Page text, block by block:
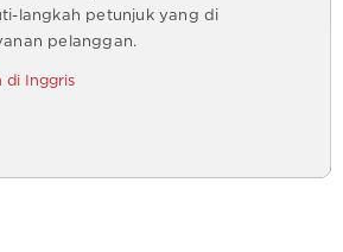
langkah petunjuk yang di
pelanggan.
di Inggris